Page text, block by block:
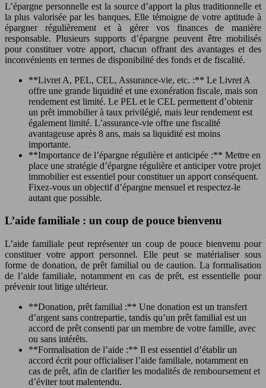
L’épargne personnelle est la source d’apport la plus traditionnelle et
la plus valorisée par les banques. Elle témoigne de votre aptitude à
épargner régulièrement et à gérer vos finances de manière
responsable. Plusieurs supports d’épargne peuvent être mobilisés
pour constituer votre apport, chacun offrant des avantages et des
inconvénients en termes de disponibilité des fonds et de fiscalité.
**Livret A, PEL, CEL, Assurance-vie, etc. :** Le Livret A
offre une grande liquidité et une exonération fiscale, mais son
rendement est limité. Le PEL et le CEL permettent d’obtenir
un prêt immobilier à taux privilégié, mais leur rendement est
également limité. L’assurance-vie offre une fiscalité
avantageuse après 8 ans, mais sa liquidité est moins
importante.
**Importance de l’épargne régulière et anticipée :** Mettre en
place une stratégie d’épargne régulière et anticiper votre projet
immobilier est essentiel pour constituer un apport conséquent.
Fixez-vous un objectif d’épargne mensuel et respectez-le
autant que possible.
L’aide familiale : un coup de pouce bienvenu
L’aide familiale peut représenter un coup de pouce bienvenu pour
constituer votre apport personnel. Elle peut se matérialiser sous
forme de donation, de prêt familial ou de caution. La formalisation
de l’aide familiale, notamment en cas de prêt, est essentielle pour
prévenir tout litige ultérieur.
**Donation, prêt familial :** Une donation est un transfert
d’argent sans contrepartie, tandis qu’un prêt familial est un
accord de prêt consenti par un membre de votre famille, avec
ou sans intérêts.
**Formalisation de l’aide :** Il est essentiel d’établir un
accord écrit pour officialiser l’aide familiale, notamment en
cas de prêt, afin de clarifier les modalités de remboursement et
d’éviter tout malentendu.